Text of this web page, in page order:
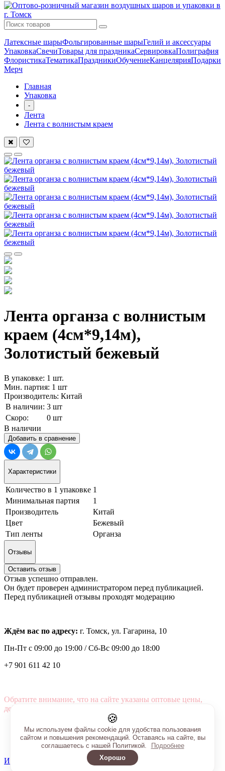
Латексные шарыФольгированные шарыГелий и аксессуары
УпаковкаСвечиТовары для праздникаСервировкаПолиграфия
ФлористикаТематикаПраздникиОбучениеКанцелярияПодарки
Мерч
Главная
Упаковка
-
Лента
Лента с волнистым краем
Лента органза с волнистым
краем (4см*9,14м),
Золотистый бежевый
В упаковке: 1 шт.
Мин. партия: 1 шт
Производитель: Китай
В наличии: 3 шт
Скоро:
0 шт
В наличии
Добавить в сравнение
Характеристики
Количество в 1 упаковке 1
Минимальная партия
1
Производитель
Китай
Цвет
Бежевый
Тип ленты
Органза
Отзывы
Оставить отзыв
Отзыв успешно отправлен.
Он будет проверен администратором перед публикацией.
Перед публикацией отзывы проходят модерацию
Ждём вас по адресу: г. Томск, ул. Гагарина, 10
Пн-Пт с 09:00 до 19:00 /Сб-Вс 09:00 до 18:00
+7 901 611 42 10
Обратите внимание, что на сайте указаны оптовые цены,
действующие при первом заказе от 3000 рублей.
Интернет-магазин создан на InSales
🍪
Мы используем файлы cookie для удобства пользования
сайтом и повышения рекомендаций. Оставаясь на сайте, вы
соглашаетесь с нашей Политикой.
Подробнее
Хорошо